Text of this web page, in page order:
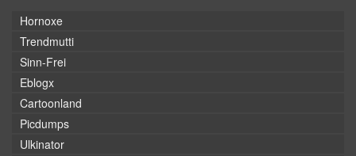
Hornoxe
Trendmutti
Sinn-Frei
Eblogx
Cartoonland
Picdumps
Ulkinator